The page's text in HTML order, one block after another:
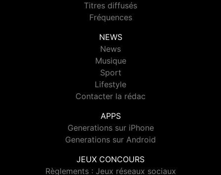
Titres diffusés
Fréquences
NEWS
News
Musique
Sport
Lifestyle
Contacter la rédac
APPS
Generations sur iPhone
Generations sur Android
JEUX CONCOURS
Règlements : Jeux réseaux sociaux